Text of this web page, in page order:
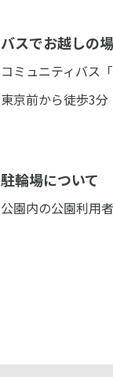
バスでお越しの
コミュニティバス
東京前から徒歩3分
駐輪場について
公園内の公園利用